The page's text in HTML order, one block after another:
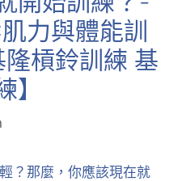
力與體能訓
槓鈴訓練 基
？那麼，你應該現在就